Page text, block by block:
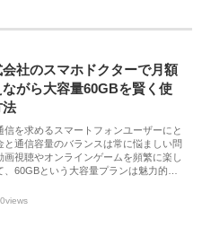
会社のスマホドクターで月額
がら大容量60GBを賢く使
法
信を求めるスマートフォンユーザーにと
と通信容量のバランスは常に悩ましい問
画視聴やオンラインゲームを頻繁に楽し
、60GBという大容量プランは魅力的…
0views